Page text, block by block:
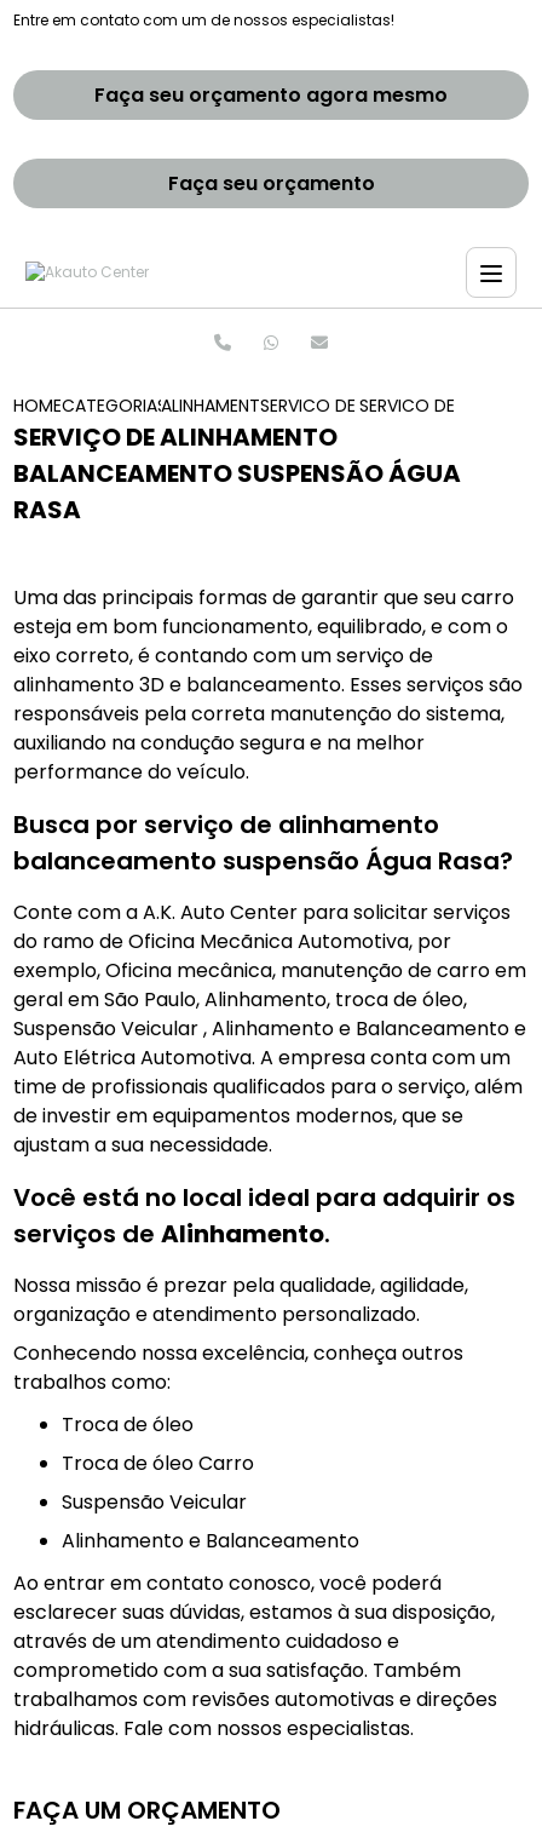
Entre em contato com um de nossos especialistas!
Faça seu orçamento agora mesmo
Faça seu orçamento
HOMECATEGORIASALINHAMENTO E BALANCEAMENTOS
SERVICO DE ALINHAMENTO E
SERVICO DE
SERVIÇO DE ALINHAMENTO
BALANCEAMENTO SUSPENSÃO ÁGUA
RASA
Uma das principais formas de garantir que seu carro
esteja em bom funcionamento, equilibrado, e com o
eixo correto, é contando com um serviço de
alinhamento 3D e balanceamento. Esses serviços são
responsáveis pela correta manutenção do sistema,
auxiliando na condução segura e na melhor
performance do veículo.
Busca por serviço de alinhamento
balanceamento suspensão Água Rasa?
Conte com a A.K. Auto Center para solicitar serviços
do ramo de Oficina Mecãnica Automotiva, por
exemplo, Oficina mecânica, manutenção de carro em
geral em São Paulo, Alinhamento, troca de óleo,
Suspensão Veicular , Alinhamento e Balanceamento e
Auto Elétrica Automotiva. A empresa conta com um
time de profissionais qualificados para o serviço, além
de investir em equipamentos modernos, que se
ajustam a sua necessidade.
Você está no local ideal para adquirir os
serviços deAlinhamento.
Nossa missão é prezar pela qualidade, agilidade,
organização e atendimento personalizado.
Conhecendo nossa excelência, conheça outros
trabalhos como:
troca de óleo
Troca de óleo Carro
Suspensão Veicular
Alinhamento e Balanceamento
Ao entrar em contato conosco, você poderá
esclarecer suas dúvidas, estamos à sua disposição,
através de um atendimento cuidadoso e
comprometido com a sua satisfação. Também
trabalhamos com revisões automotivas e direções
hidráulicas. Fale com nossos especialistas.
FAÇA UM ORÇAMENTO